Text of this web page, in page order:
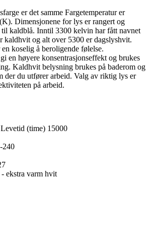
er det samme Fargetemperatur er
Dimensjonene for lys er rangert og
til kaldblå. Inntil 3300 kelvin har fått navnet
kaldhvit og alt over 5300 er dagslyshvit.
koselig å beroligende følelse.
en høyere konsentrasjonseffekt og brukes
Kaldhvit belysning brukes på baderom og
der du utfører arbeid. Valg av riktig lys er
på arbeid.
(time) 15000
240
ekstra varm hvit